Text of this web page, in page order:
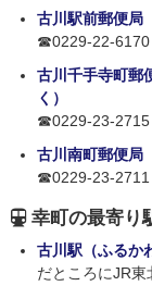
古川駅前郵便局
☎0229-22-6170
古川千手寺町郵
く）
☎0229-23-2715
古川南町郵便局
☎0229-23-2711
幸町の最寄り
古川駅（ふるか
だところにJR